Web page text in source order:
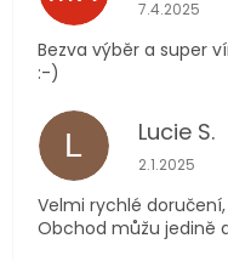
7.4.2025
Bezva výběr a super
:-)
L Lucie S.
2.1.2025
Velmi rychlé
Obchod můžu jedině